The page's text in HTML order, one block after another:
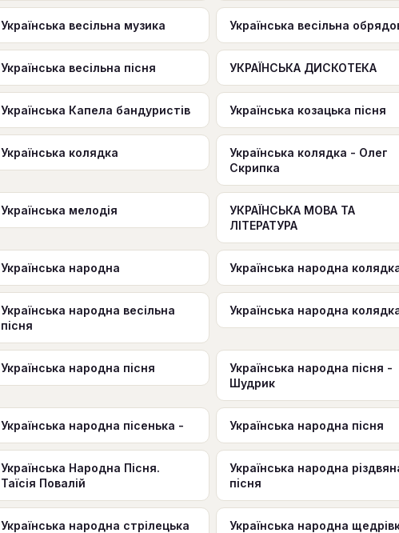
Українська весільна музика Українська весільна
Українська весільна пісня УКРАЇНСЬКА ДИСКОТЕКА
Українська Капела бандуристів Українська козацька пісня
Українська колядка
Українська колядка - Олег
Скрипка
Українська мелодія
УКРАЇНСЬКА МОВА ТА
ЛІТЕРАТУРА
Українська народна Українська народна
Українська народна весільна
пісня
Українська народна
Українська народна пiсня
Українська народна пiсня -
Шудрик
Українська народна пісенька - Українська народна пісня
Українська Народна Пісня.
Таїсія Повалій
Українська народна
пiсня
Українська народна стрілецька
Українська народна